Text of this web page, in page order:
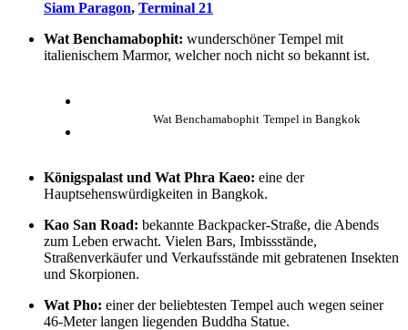
Siam Paragon, Terminal 21
Wat Benchamabophit: wunderschöner Tempel mit
italienischem Marmor, welcher noch nicht so bekannt ist.
Wat Benchamabophit Tempel in Bangkok
Königspalast und Wat Phra Kaeo: eine der
Hauptsehenswürdigkeiten in Bangkok.
Kao San Road: bekannte Backpacker-Straße, die Abends
zum Leben erwacht. Vielen Bars, Imbissstände,
Straßenverkäufer und Verkaufsstände mit gebratenen Insekten
und Skorpionen.
Wat Pho: einer der beliebtesten Tempel auch wegen seiner
46-Meter langen liegenden Buddha Statue.